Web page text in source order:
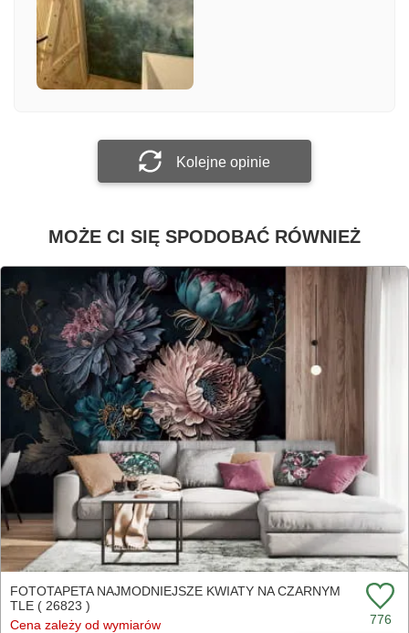
Załącz zdjęcie
Kolejne opinie
MOŻE CI SIĘ SPODOBAĆ RÓWNIEŻ
FOTOTAPETA NAJMODNIEJSZE KWIATY NA CZARNYM
TLE ( 26823 )
Cena zależy od wymiarów
776